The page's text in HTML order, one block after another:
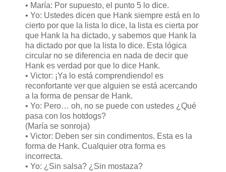
• María: Por supuesto, el punto 5 lo dice.
• Yo: Ustedes dicen que Hank siempre está en lo
cierto por que la lista lo dice, la lista es cierta por
que Hank la ha dictado, y sabemos que Hank la
ha dictado por que la lista lo dice. Esta lógica
circular no se diferencia en nada de decir que
Hank es verdad por que lo dice Hank.
• Victor: ¡Ya lo está comprendiendo! es
reconfortante ver que alguien se está acercando
a la forma de pensar de Hank.
• Yo: Pero… oh, no se puede con ustedes ¿Qué
pasa con los hotdogs?
(María se sonroja)
• Victor: Deben ser sin condimentos. Esta es la
forma de Hank. Cualquier otra forma es
incorrecta.
• Yo: ¿Sin salsa? ¿Sin mostaza?